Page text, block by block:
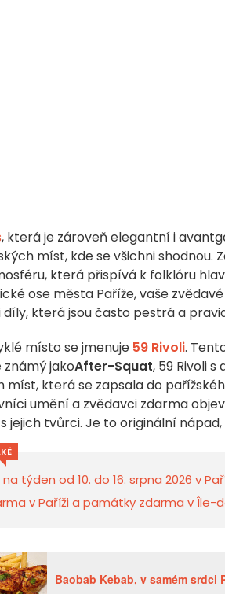
, která je zároveň elegantní i
míst, kde se všichni shodnou.
která přispívá k folklóru
ose města Paříže, vaše
která jsou často pestrá a
místo se jmenuje 59 Rivoli.
známý jakoAfter-Squat, 59 Rivoli
míst, která se zapsala do
umění a zvědavci zdarma
jejich tvůrci. Je to originální
týden od 10. do 16. srpna 2026 v
v Paříži a památky zdarma v Île-